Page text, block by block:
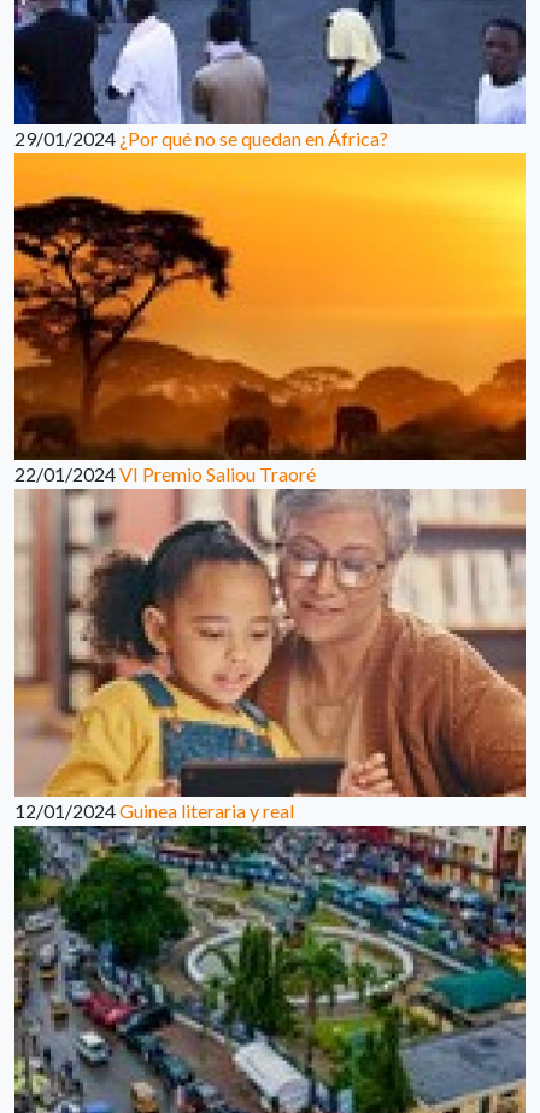
29/01/2024 ¿Por qué no se quedan en África?
22/01/2024VI Premio Saliou Traoré
12/01/2024Guinea literaria y real